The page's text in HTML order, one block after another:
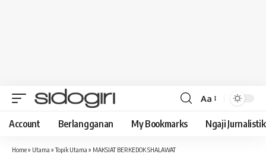
Font
Resizer
Aa
Account Berlangganan My Bookmarks Ngaji Jurnalistik
Home» Utama »Topik Utama » MAKSIAT BERKEDOK SHALAWAT